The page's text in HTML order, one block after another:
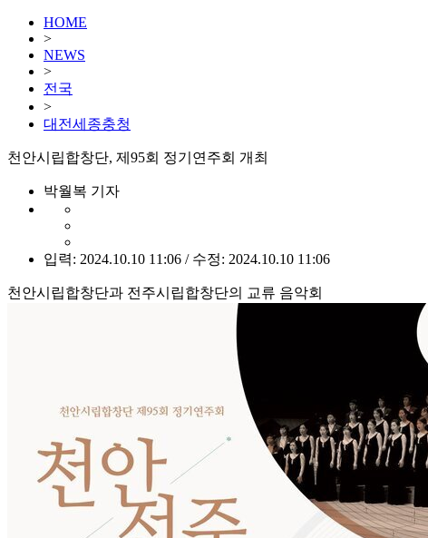
HOME
>
NEWS
>
전국
>
대전세종충청
천안시립합창단, 제95회 정기연주회 개최
박월복 기자
입력: 2024.10.10 11:06 / 수정: 2024.10.10 11:06
천안시립합창단과 전주시립합창단의 교류 음악회